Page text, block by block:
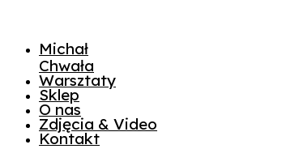
Michał
Chwała
Warsztaty
Sklep
O nas
Zdjęcia & Video
Kontakt